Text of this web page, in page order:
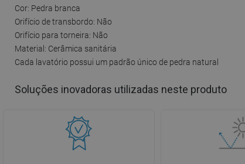
Cor: Pedra branca
Orifício de transbordo: Não
Orifício para torneira: Não
Material: Cerâmica sanitária
Cada lavatório possui um padrão único de pedra natural
Soluções inovadoras utilizadas neste produto